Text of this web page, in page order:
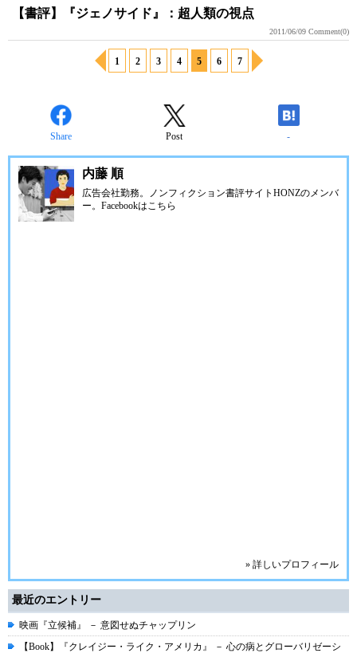
【書評】『ジェノサイド』：超人類の視点
2011/06/09 Comment(0)
1 2 3 4 5 6 7
Share Post -
内藤 順
広告会社勤務。ノンフィクション書評サイトHONZのメンバ
ー。Facebookはこちら
» 詳しいプロフィール
最近のエントリー
映画『立候補』 － 意図せぬチャップリン
【Book】『クレイジー・ライク・アメリカ』 － 心の病とグローバリゼーシ